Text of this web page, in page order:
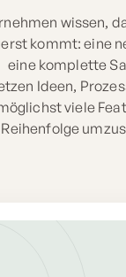
wissen,
kommt: eine
eine komplette
Ideen,
viele